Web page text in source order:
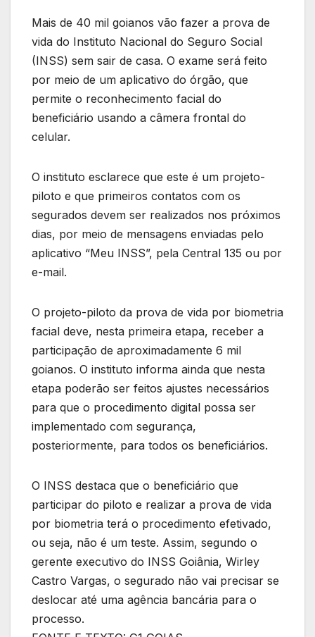
Mais de 40 mil goianos vão fazer a prova de
vida do Instituto Nacional do Seguro Social
(INSS) sem sair de casa. O exame será feito
por meio de um aplicativo do órgão, que
permite o reconhecimento facial do
beneficiário usando a câmera frontal do
celular.
O instituto esclarece que este é um projeto-
piloto e que primeiros contatos com os
segurados devem ser realizados nos próximos
dias, por meio de mensagens enviadas pelo
aplicativo “Meu INSS”, pela Central 135 ou por
e-mail.
O projeto-piloto da prova de vida por biometria
facial deve, nesta primeira etapa, receber a
participação de aproximadamente 6 mil
goianos. O instituto informa ainda que nesta
etapa poderão ser feitos ajustes necessários
para que o procedimento digital possa ser
implementado com segurança,
posteriormente, para todos os beneficiários.
O INSS destaca que o beneficiário que
participar do piloto e realizar a prova de vida
por biometria terá o procedimento efetivado,
ou seja, não é um teste. Assim, segundo o
gerente executivo do INSS Goiânia, Wirley
Castro Vargas, o segurado não vai precisar se
deslocar até uma agência bancária para o
processo.